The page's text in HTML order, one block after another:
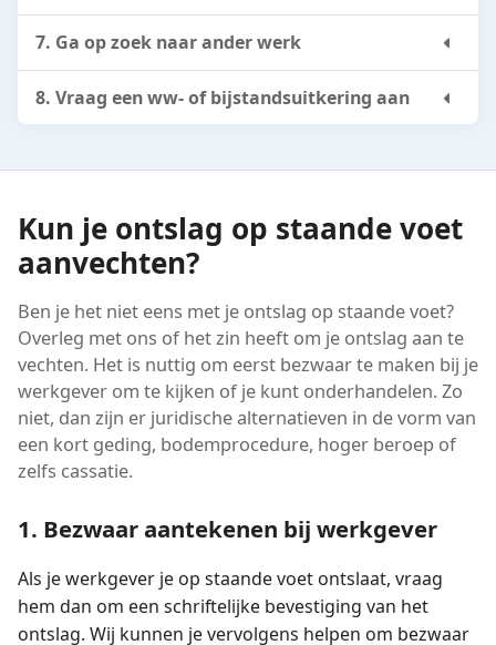
7. Ga op zoek naar ander werk
8. Vraag een ww- of bijstandsuitkering aan
Kun je ontslag op staande voet
aanvechten?
Ben je het niet eens met je ontslag op staande voet?
Overleg met ons of het zin heeft om je ontslag aan te
vechten. Het is nuttig om eerst bezwaar te maken bij je
werkgever om te kijken of je kunt onderhandelen. Zo
niet, dan zijn er juridische alternatieven in de vorm van
een kort geding, bodemprocedure, hoger beroep of
zelfs cassatie.
1. Bezwaar aantekenen bij werkgever
Als je werkgever je op staande voet ontslaat, vraag
hem dan om een schriftelijke bevestiging van het
ontslag. Wij kunnen je vervolgens helpen om bezwaar